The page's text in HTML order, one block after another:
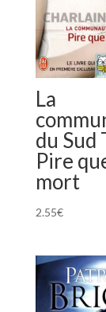
La
du Sud
Pire
mort
2.55€